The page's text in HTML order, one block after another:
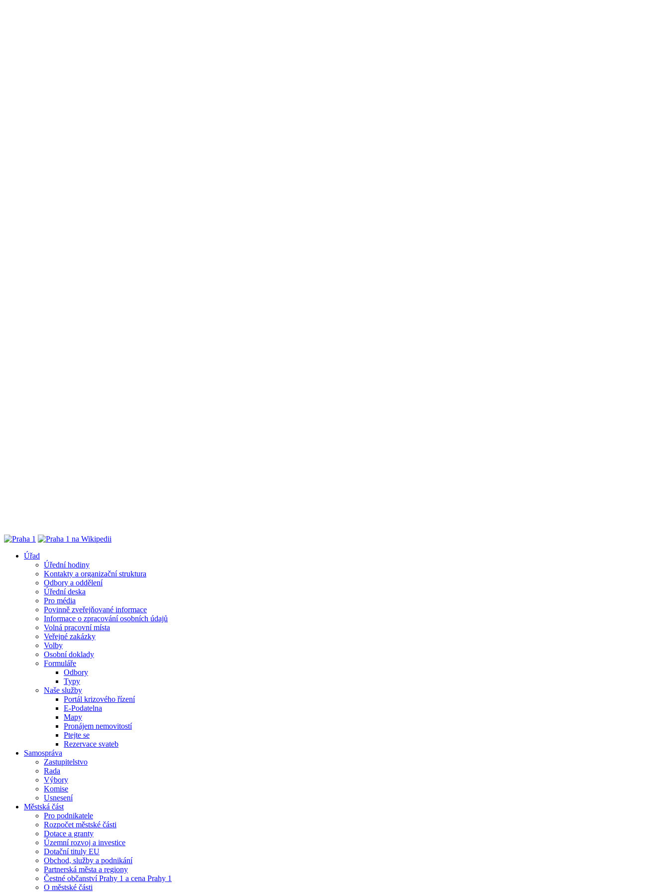
Úřad
Úřední hodiny
Kontakty a organizační struktura
Odbory a oddělení
Úřední deska
Pro média
Povinně zveřejňované informace
Informace o zpracování osobních údajů
Volná pracovní místa
Veřejné zakázky
Volby
Osobní doklady
Formuláře
Odbory
Typy
Naše služby
Portál krizového řízení
E-Podatelna
Mapy
Pronájem nemovitostí
Ptejte se
Rezervace svateb
Samospráva
Zastupitelstvo
Rada
Výbory
Komise
Usnesení
Městská část
Pro podnikatele
Rozpočet městské části
Dotace a granty
Územní rozvoj a investice
Dotační tituly EU
Obchod, služby a podnikání
Partnerská města a regiony
Čestné občanství Prahy 1 a cena Prahy 1
O městské části